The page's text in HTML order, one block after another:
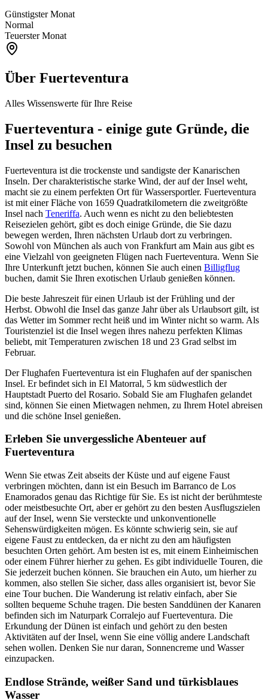
Günstigster Monat
Normal
Teuerster Monat
Über Fuerteventura
Alles Wissenswerte für Ihre Reise
Fuerteventura - einige gute Gründe, die
Insel zu besuchen
Fuerteventura ist die trockenste und sandigste der Kanarischen
Inseln. Der charakteristische starke Wind, der auf der Insel weht,
macht sie zu einem perfekten Ort für Wassersportler. Fuerteventura
ist mit einer Fläche von 1659 Quadratkilometern die zweitgrößte
Insel nach Teneriffa. Auch wenn es nicht zu den beliebtesten
Reisezielen gehört, gibt es doch einige Gründe, die Sie dazu
bewegen werden, Ihren nächsten Urlaub dort zu verbringen.
Sowohl von München als auch von Frankfurt am Main aus gibt es
eine Vielzahl von geeigneten Flügen nach Fuerteventura. Wenn Sie
Ihre Unterkunft jetzt buchen, können Sie auch einen Billigflug
buchen, damit Sie Ihren exotischen Urlaub genießen können.
Die beste Jahreszeit für einen Urlaub ist der Frühling und der
Herbst. Obwohl die Insel das ganze Jahr über als Urlaubsort gilt, ist
das Wetter im Sommer recht heiß und im Winter nicht so warm. Als
Touristenziel ist die Insel wegen ihres nahezu perfekten Klimas
beliebt, mit Temperaturen zwischen 18 und 23 Grad selbst im
Februar.
Der Flughafen Fuerteventura ist ein Flughafen auf der spanischen
Insel. Er befindet sich in El Matorral, 5 km südwestlich der
Hauptstadt Puerto del Rosario. Sobald Sie am Flughafen gelandet
sind, können Sie einen Mietwagen nehmen, zu Ihrem Hotel abreisen
und die schöne Insel genießen.
Erleben Sie unvergessliche Abenteuer auf
Fuerteventura
Wenn Sie etwas Zeit abseits der Küste und auf eigene Faust
verbringen möchten, dann ist ein Besuch im Barranco de Los
Enamorados genau das Richtige für Sie. Es ist nicht der berühmteste
oder meistbesuchte Ort, aber er gehört zu den besten Ausflugszielen
auf der Insel, wenn Sie versteckte und unkonventionelle
Sehenswürdigkeiten mögen. Es könnte schwierig sein, sie auf
eigene Faust zu entdecken, da er nicht zu den am häufigsten
besuchten Orten gehört. Am besten ist es, mit einem Einheimischen
oder einem Führer hierher zu gehen. Es gibt individuelle Touren, die
Sie jederzeit buchen können. Sie brauchen ein Auto, um hierher zu
kommen, also stellen Sie sicher, dass alles organisiert ist, bevor Sie
eine Tour buchen. Die Wanderung ist relativ einfach, aber Sie
sollten bequeme Schuhe tragen. Die besten Sanddünen der Kanaren
befinden sich im Naturpark Corralejo auf Fuerteventura. Die
Erkundung der Dünen ist einfach und gehört zu den besten
Aktivitäten auf der Insel, wenn Sie eine völlig andere Landschaft
sehen wollen. Denken Sie nur daran, Sonnencreme und Wasser
einzupacken.
Endlose Strände, weißer Sand und türkisblaues
Wasser